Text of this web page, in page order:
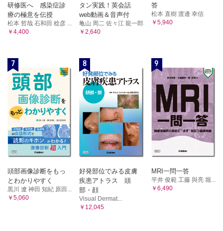
研修医へ 感染症診
療の極意を伝授
松本 哲哉 石和田 稔彦 ...
￥4,400
タン実践！英会話
web動画＆音声付
亀山 周二 佐々江 龍一郎
￥2,640
答
松本 直樹 渡邊 幸信
￥5,940
7
頭部画像診断をもっ
とわかりやすく
黒川 遼 神田 知紀 原田...
￥5,060
8
好発部位でみる皮膚
疾患アトラス 頭
部・顔
Visual Dermat...
￥12,045
9
MRI一問一答
平井 俊範 工藤 與亮 堀...
￥6,490